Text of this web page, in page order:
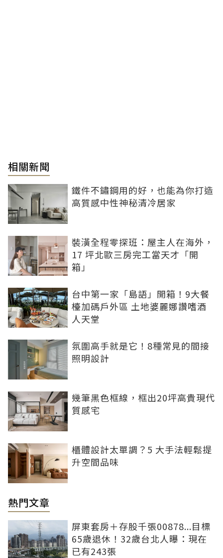
相關新聞
鐵件不鏽鋼用的好，也能為你打造
高質感中性神秘清冷居家
裝潢全程零探班：屋主人在海外，
17 坪北歐三房完工當天才「開
箱」
台中第一家「島語」開箱！9大餐
檯加碼戶外區 土地婆麗娜讚嗜酒
人天堂
氛圍高手就是它！8種常見的間接
照明設計
幾筆黑色框線，框出20坪高貴現代
質感宅
櫃體設計太單調？5 大手法輕鬆提
升空間品味
熱門文章
屏東套房＋存股千張00878...目標
65歲退休！32歲台北人曝：現在
已有243張